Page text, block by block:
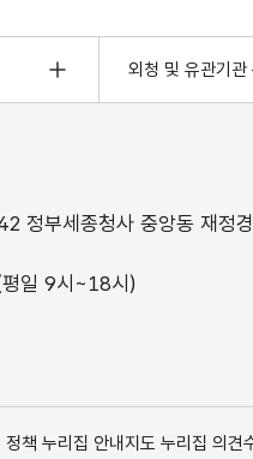
외청 및 유관기관
정부세종청사 중앙동 재정
일 9시~18시)
정책 누리집 안내지도 누리집 의견